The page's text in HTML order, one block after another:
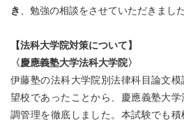
き 、勉強の相談をさせていただきました
【法科大学院対策について】
〈慶應義塾大学法科大学院〉
伊藤塾の法科大学院別法律科目論文
望校であったことから、慶應義塾大
調管理を徹底しました。本試験でも